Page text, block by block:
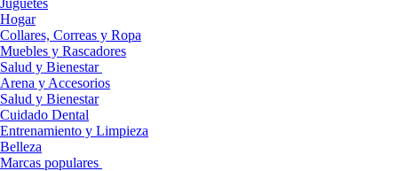
Juguetes
Hogar
Collares, Correas y Ropa
Muebles y Rascadores
Salud y Bienestar
Arena y Accesorios
Salud y Bienestar
Cuidado Dental
Entrenamiento y Limpieza
Belleza
Marcas populares